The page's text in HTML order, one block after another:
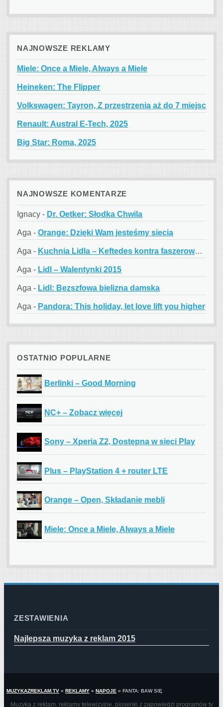
NAJNOWSZE REKLAMY
Miele: Once a Miele, Always a Miele
Heineken: The Flipper
Volkswagen: Tayron, Z przestrzenią aż do 7 miejsc
Renault: Austral E-Tech, 2025
Big Star: Roma, 2025
NAJNOWSZE KOMENTARZE
Ignacy - Dr. Oetker: Słodka Chwila
Aga - Orange: Dzięki Wam jesteśmy siecią
Aga - Kuchnia Lidla – Keftedes kontra faszerowane papryczki
Aga - Lidl – Walentynki 2015
Aga - Lidl: Bezszfowa bielizna damska
Aga - Pandora: This holiday, let love lift you higher
OSTATNIO POPULARNE
Berlinki – Good Morning
NC+ – Zobacz więcej
Sony – Xperia Z2, Dostępna w sieci Play
Plus – PlayStation 4 + router LTE
Orange – Open, Składanie mebli
Miele: Once a Miele, Always a Miele
ZESTAWIENIA
Najlepsza muzyka z reklam 2015
MUZYKAZREKLAM.TV » REKLAMY » NAPOJE » FANTA: BAW SIĘ
Muzyka z reklam, reklamy telewizyjne, piosenki z zapowiedzi programów tv